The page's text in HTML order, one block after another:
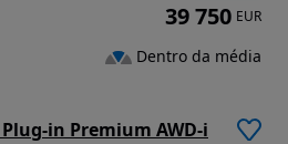
Plug-in Premium AWD-i
39 750 EUR
Dentro da média